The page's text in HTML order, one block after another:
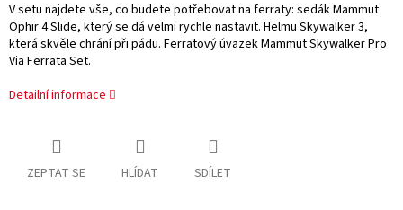
V setu najdete vše, co budete potřebovat na ferraty: sedák Mammut
Ophir 4 Slide, který se dá velmi rychle nastavit. Helmu Skywalker 3,
která skvěle chrání při pádu. Ferratový úvazekMammut Skywalker Pro
Via Ferrata Set.
Detailní informace
ZEPTAT SE HLÍDAT SDÍLET